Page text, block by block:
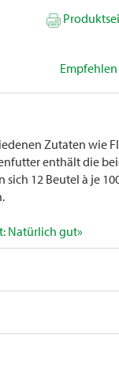
Empfehlen
Zutaten wie
enthält die
12 Beutel à je
Natürlich gut»